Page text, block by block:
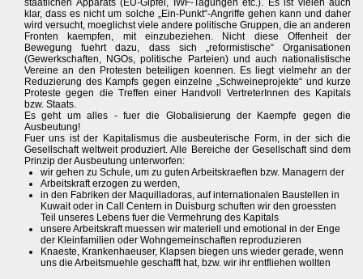
staatlichen Apparats (EU-Gipfel, IWF-Tagungen etc.). Es ist vielen auch
klar, dass es nicht um solche „Ein-Punkt“-Angriffe gehen kann und daher
wird versucht, moeglichst viele andere politische Gruppen, die an anderen
Fronten kaempfen, mit einzubeziehen. Nicht diese Offenheit der
Bewegung fuehrt dazu, dass sich „reformistische“ Organisationen
(Gewerkschaften, NGOs, politische Parteien) und auch nationalistische
Vereine an den Protesten beteiligen koennen. Es liegt vielmehr an der
Reduzierung des Kampfs gegen einzelne „Schweineprojekte“ und kurze
Proteste gegen die Treffen einer Handvoll VertreterInnen des Kapitals
bzw. Staats.
Es geht um alles - fuer die Globalisierung der Kaempfe gegen die
Ausbeutung!
Fuer uns ist der Kapitalismus die ausbeuterische Form, in der sich die
Gesellschaft weltweit produziert. Alle Bereiche der Gesellschaft sind dem
Prinzip der Ausbeutung unterworfen:
wir gehen zu Schule, um zu guten Arbeitskraeften bzw. Managern der
Arbeitskraft erzogen zu werden,
in den Fabriken der Maquilladoras, auf internationalen Baustellen in
Kuwait oder in Call Centern in Duisburg schuften wir den groessten
Teil unseres Lebens fuer die Vermehrung des Kapitals
unsere Arbeitskraft muessen wir materiell und emotional in der Enge
der Kleinfamilien oder Wohngemeinschaften reproduzieren
Knaeste, Krankenhaeuser, Klapsen biegen uns wieder gerade, wenn
uns die Arbeitsmuehle geschafft hat, bzw. wir ihr entfliehen wollten